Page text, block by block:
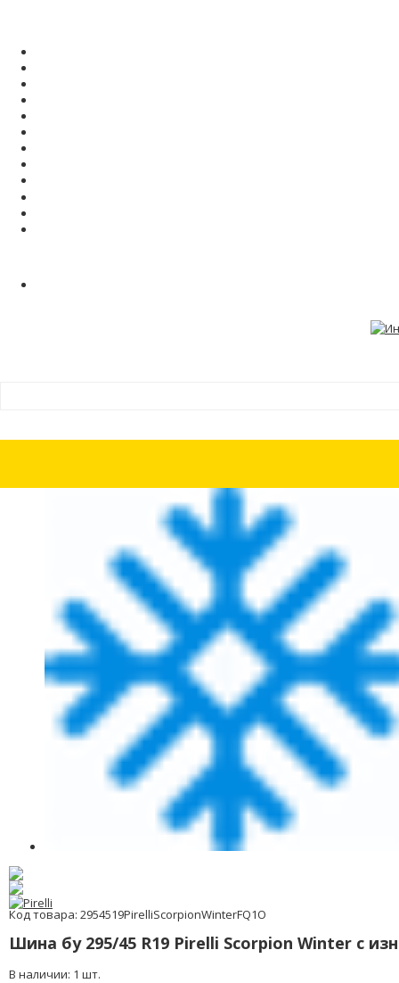
Код товара: 2954519PirelliScorpionWinterFQ1O
Шина бу 295/45 R19 Pirelli Scorpion Winter с
В наличии: 1 шт.